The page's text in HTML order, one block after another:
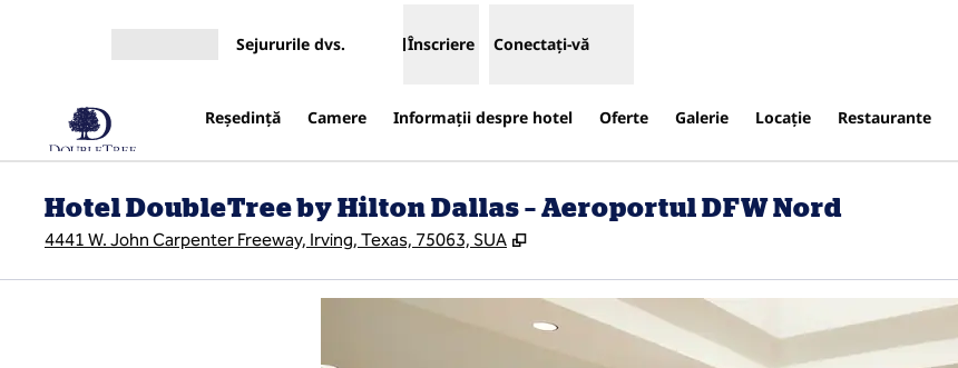
Sejururile dvs. Înscriere Conectați-vă
Reşedinţă Camere Informații despre hotel Oferte Galerie Locaţie Restaurante
Hotel DoubleTree by Hilton Dallas – Aeroportul DFW Nord
4441 W. John Carpenter Freeway, Irving, Texas, 75063, SUA ,